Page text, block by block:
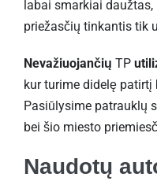
labai smarkiai
priežasčių tinkantis tik
Nevažiuojančių TP
kur turime didelę
Pasiūlysime patrauklų
bei šio miesto
Naudotų